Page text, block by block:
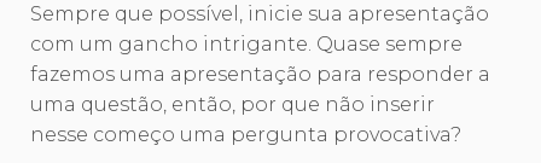
Sempre que possível, inicie sua apresentação
com um gancho intrigante. Quase sempre
fazemos uma apresentação para responder a
uma questão, então, por que não inserir
nesse começo uma pergunta provocativa?